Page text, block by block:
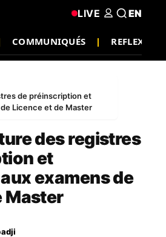
COMMUNIQUÉS REFLEXION
LIVE EN
de préinscription et
Licence et de Master
des registres
et
examens de
Master